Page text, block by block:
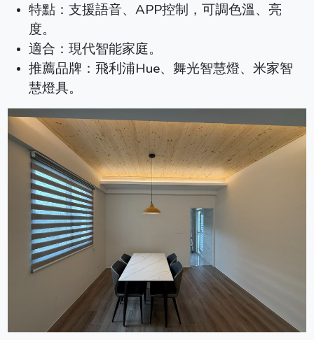
特點：支援語音、APP控制，可調色溫、亮
度。
適合：現代智能家庭。
推薦品牌：飛利浦Hue、舞光智慧燈、米家智
慧燈具。